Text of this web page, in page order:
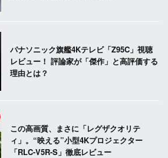
パナソニック旗艦4Kテレビ「Z95C」視聴
レビュー！ 評論家が「傑作」と高評価する
理由とは？
この高画質、まさに「レグザクオリテ
ィ」。“映える”小型4Kプロジェクター
「RLC-V5R-S」徹底レビュー